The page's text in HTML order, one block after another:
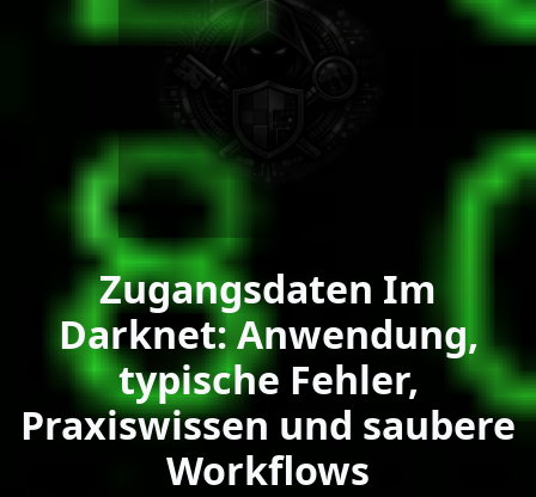
Zugangsdaten Im
Darknet: Anwendung,
typische Fehler,
Praxiswissen und saubere
Workflows